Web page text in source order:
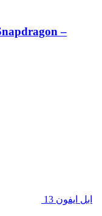
ابل ايفون 13